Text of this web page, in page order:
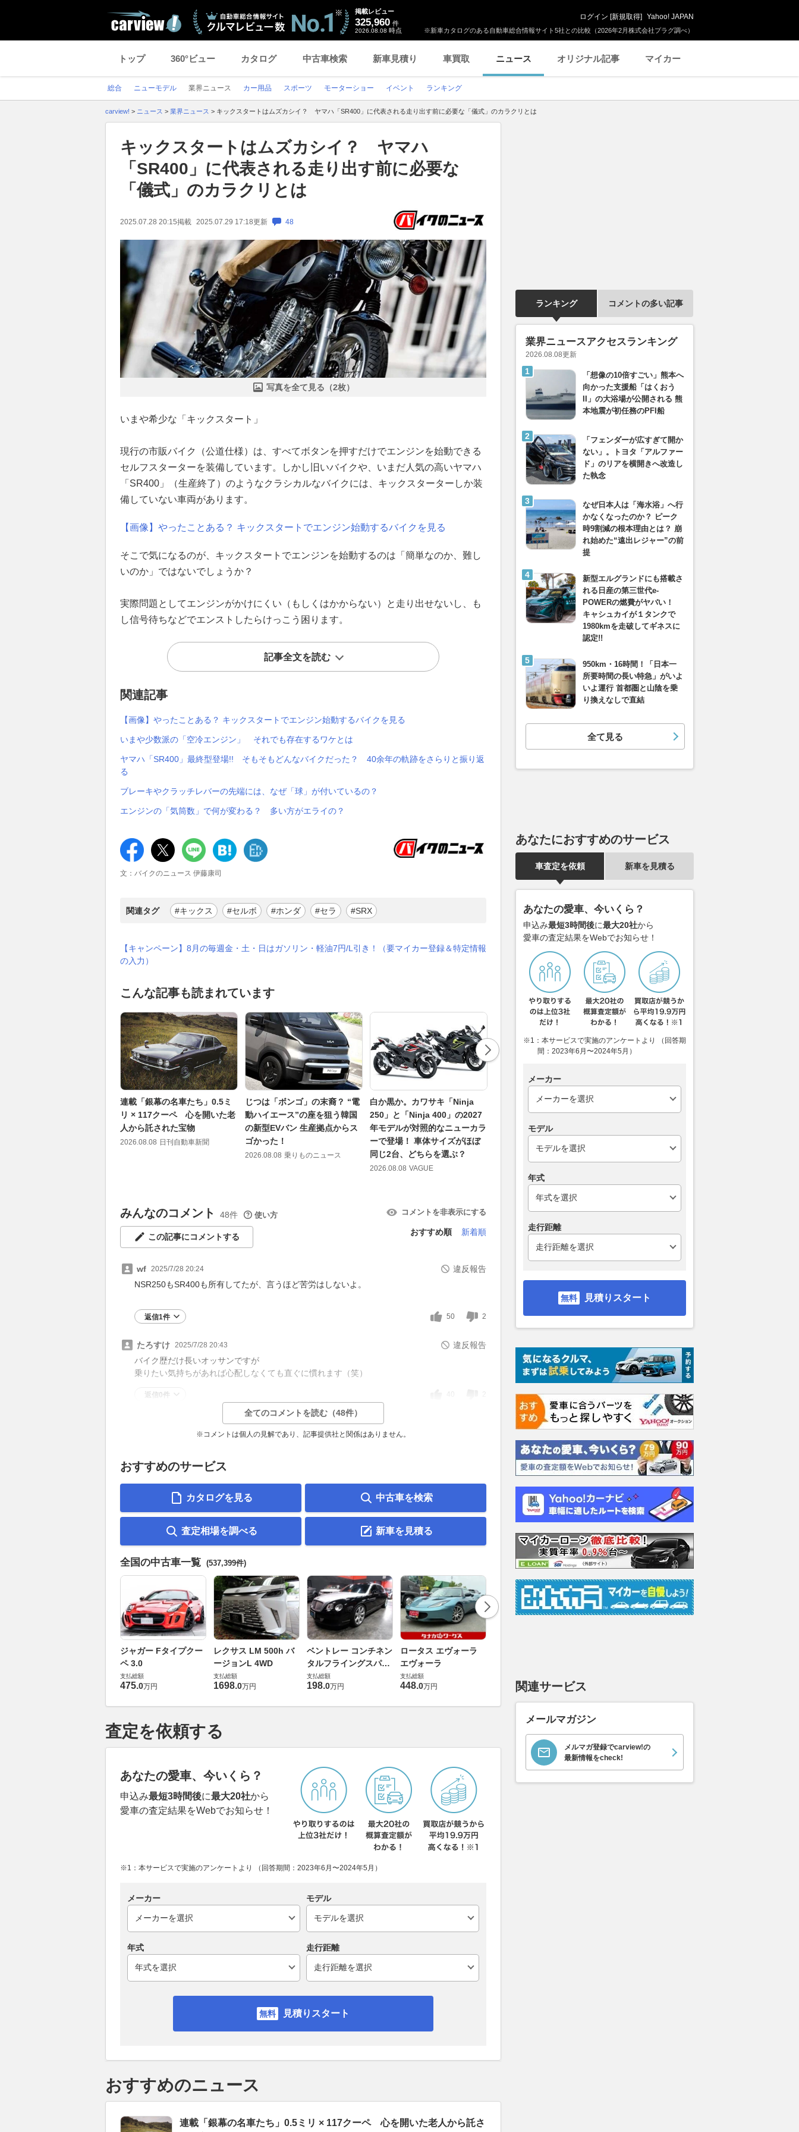
※新車カタログのある自動車総合情報サイト5社との比較（2026年2月株式会社プラグ調べ）
掲載レビュー
325,960 件
2026.08.08 時点
ログイン [新規取得] Yahoo! JAPAN
トップ 360°ビュー カタログ 中古車検索 新車見積り 車買取 ニュース オリジナル記事 マイカー
総合 ニューモデル 業界ニュース カー用品 スポーツ モーターショー イベント ランキング
carview! > ニュース > 業界ニュース > キックスタートはムズカシイ？ ヤマハ「SR400」に代表される走り出す前に必要な「儀式」のカラクリとは
キックスタートはムズカシイ？ ヤマハ
「SR400」に代表される走り出す前に必要な
「儀式」のカラクリとは
2025.07.28 20:15掲載 2025.07.29 17:18更新 48
写真を全て見る（2枚）
いまや希少な「キックスタート」
現行の市販バイク（公道仕様）は、すべてボタンを押すだけでエンジンを始動できる
セルフスターターを装備しています。しかし旧いバイクや、いまだ人気の高いヤマハ
「SR400」（生産終了）のようなクラシカルなバイクには、キックスターターしか装
備していない車両があります。
【画像】やったことある？ キックスタートでエンジン始動するバイクを見る
そこで気になるのが、キックスタートでエンジンを始動するのは「簡単なのか、難し
いのか」ではないでしょうか？
実際問題としてエンジンがかけにくい（もしくはかからない）と走り出せないし、も
し信号待ちなどでエンストしたらけっこう困ります。
記事全文を読む
関連記事
【画像】やったことある？ キックスタートでエンジン始動するバイクを見る
いまや少数派の「空冷エンジン」 それでも存在するワケとは
ヤマハ「SR400」最終型登場!! そもそもどんなバイクだった？ 40余年の軌跡をさらりと振り返
る
ブレーキやクラッチレバーの先端には、なぜ「球」が付いているの？
エンジンの「気筒数」で何が変わる？ 多い方がエライの？
文：バイクのニュース 伊藤康司
関連タグ #キックス #セルボ #ホンダ #セラ #SRX
【キャンペーン】8月の毎週金・土・日はガソリン・軽油7円/L引き！（要マイカー登録＆特定情報
の入力）
こんな記事も読まれています
連載「銀幕の名車たち」0.5ミ
リ × 117クーペ 心を開いた老
人から託された宝物
2026.08.08 日刊自動車新聞
じつは「ボンゴ」の末裔？ “電
動ハイエース”の座を狙う韓国
の新型EVバン 生産拠点からス
ゴかった！
2026.08.08 乗りものニュース
白か黒か。カワサキ「Ninja
250」と「Ninja 400」の2027
年モデルが対照的なニューカラ
ーで登場！ 車体サイズがほぼ
同じ2台、どちらを選ぶ？
2026.08.08 VAGUE
「チームとして苦労してきた」
野尻が歓喜のポール。2番手太
田は“推し活”が後押しに？【第
AUTOSPORT web
読みもバッチリハマった野尻智
紀、2戦連続ポール獲得「かな
みんなのコメント 48件 使い方 コメントを非表示にする
この記事にコメントする
おすすめ順 新着順
wf 2025/7/28 20:24
違反報告
NSR250もSR400も所有してたが、言うほど苦労はしないよ。
返信1件 50 2
たろすけ 2025/7/28 20:43
違反報告
バイク歴だけ長いオッサンですが
乗りたい気持ちがあれば心配しなくても直ぐに慣れます（笑）
返信0件 40
全てのコメントを読む（48件）
※コメントは個人の見解であり、記事提供社と関係はありません。
おすすめのサービス
カタログを見る 中古車を検索
査定相場を調べる 新車を見積る
全国の中古車一覧 (537,399件)
ジャガー Fタイプクー
ペ 3.0
支払総額
475.0万円
レクサス LM 500h バ
ージョンL 4WD
支払総額
1698.0万円
ベントレー コンチネン
タルフライングスパー
6.0 4WD
支払総額
198.0万円
ロータス エヴォーラ
エヴォーラ
支払総額
448.0万円
9万円
査定を依頼する
あなたの愛車、今いくら？
申込み最短3時間後に最大20社から
愛車の査定結果をWebでお知らせ！
※1：本サービスで実施のアンケートより （回答期間：2023年6月〜2024年5月）
メーカー モデル
年式 走行距離
見積りスタート
おすすめのニュース
連載「銀幕の名車たち」0.5ミリ × 117クーペ 心を開いた老人から託さ
ランキング コメントの多い記事
業界ニュースアクセスランキング
2026.08.08更新
「想像の10倍すごい」熊本へ
向かった支援船「はくおう
II」の大浴場が公開される 熊
本地震が初任務のPFI船
「フェンダーが広すぎて開か
ない」。トヨタ「アルファー
ド」のリアを横開きへ改造し
た執念
なぜ日本人は「海水浴」へ行
かなくなったのか？ ピーク
時9割減の根本理由とは？ 崩
れ始めた“遠出レジャー”の前
提
新型エルグランドにも搭載さ
れる日産の第三世代e-
POWERの燃費がヤバい！
キャシュカイが１タンクで
1980kmを走破してギネスに
認定!!
950km・16時間！「日本一
所要時間の長い特急」がいよ
いよ運行 首都圏と山陰を乗
り換えなしで直結
全て見る
あなたにおすすめのサービス
車査定を依頼 新車を見積る
あなたの愛車、今いくら？
申込み最短3時間後に最大20社から
愛車の査定結果をWebでお知らせ！
※1：本サービスで実施のアンケートより （回答期
間：2023年6月〜2024年5月）
メーカー
モデル
年式
走行距離
見積りスタート
関連サービス
メールマガジン
メルマガ登録でcarview!の
最新情報をcheck!